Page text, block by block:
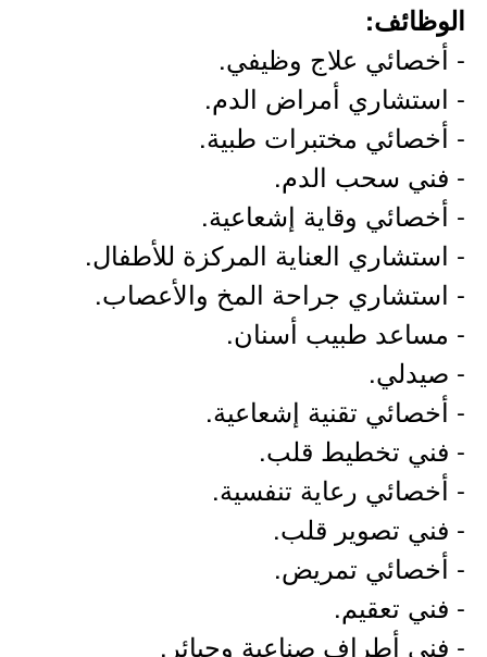
الوظائف:
- أخصائي علاج وظيفي.
- استشاري أمراض الدم.
- أخصائي مختبرات طبية.
- فني سحب الدم.
- أخصائي وقاية إشعاعية.
- استشاري العناية المركزة للأطفال.
- استشاري جراحة المخ والأعصاب.
- مساعد طبيب أسنان.
- صيدلي.
- أخصائي تقنية إشعاعية.
- فني تخطيط قلب.
- أخصائي رعاية تنفسية.
- فني تصوير قلب.
- أخصائي تمريض.
- فني تعقيم.
- فني أطراف صناعية وجبائر.